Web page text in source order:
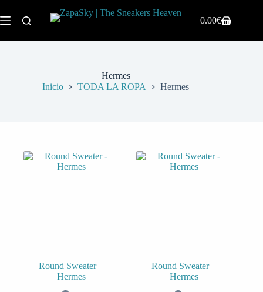
0.00€
Hermes
Inicio
TODA LA ROPA Hermes
Round Sweater –
Hermes
Round Sweater –
Hermes